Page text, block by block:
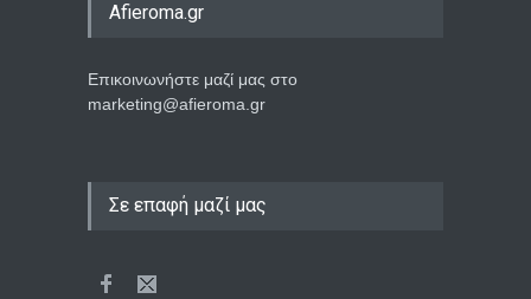
Afieroma.gr
Επικοινωνήστε μαζί μας στο
marketing@afieroma.gr
Σε επαφή μαζί μας